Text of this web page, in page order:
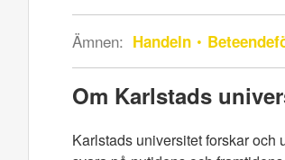
Ämnen: Handeln
Om Karlstads
Karlstads universitet forskar och